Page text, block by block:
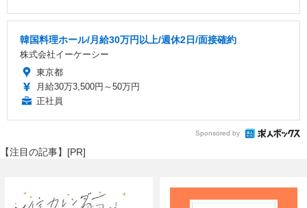
韓国料理ホール/月給30万円以上/週休2日/面接確約
株式会社イーケーシー
東京都
月給30万3,500円～50万円
正社員
Sponsored by
【注目の記事】[PR]